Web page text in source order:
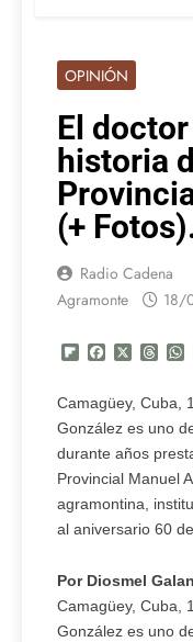
OPINIÓN
El
historia
(+
Radio Cadena
Agramonte
18/
Flipboard
Facebook
Camagüey, Cuba,
González es uno
durante años
Provincial Manuel
agramontina,
al aniversario 60
Por Diosmel
Camagüey, Cuba,
González es uno